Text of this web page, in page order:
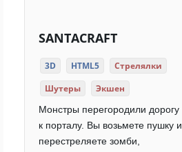
SANTACRAFT
3D HTML5
Стрелялки
Шутеры
Экшен
Монстры перегородили дорогу
к порталу. Вы возьмете пушку и
перестреляете зомби,